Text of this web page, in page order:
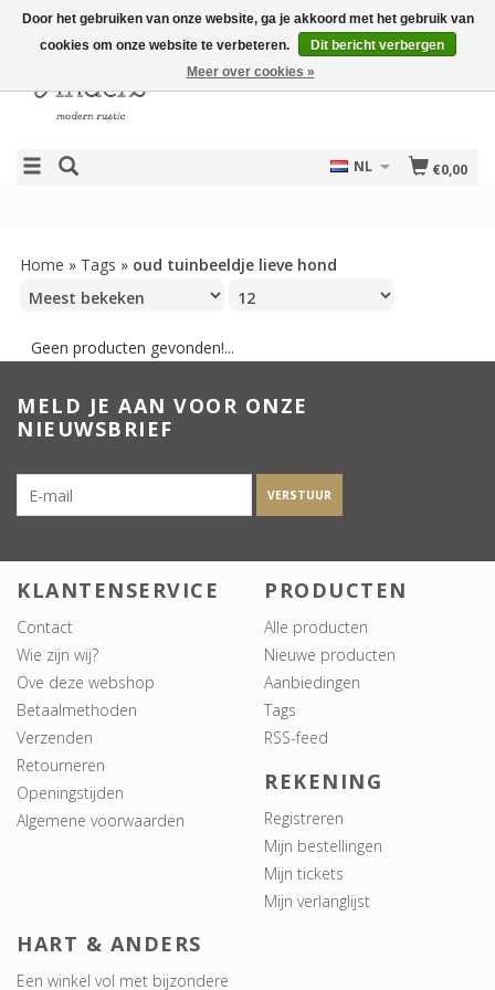
€0,00
NL
Home » Tags » oud tuinbeeldje lieve hond
Geen producten gevonden!...
MELD JE AAN VOOR ONZE
NIEUWSBRIEF
VERSTUUR
KLANTENSERVICE
Contact
Wie zijn wij?
Ove deze webshop
Betaalmethoden
Verzenden
Retourneren
Openingstijden
Algemene voorwaarden
PRODUCTEN
Alle producten
Nieuwe producten
Aanbiedingen
Tags
RSS-feed
REKENING
Registreren
Mijn bestellingen
Mijn tickets
Mijn verlanglijst
HART & ANDERS
Een winkel vol met bijzondere
Door het gebruiken van onze website, ga je akkoord met het gebruik van
cookies om onze website te verbeteren.
Dit bericht verbergen
Meer over cookies »